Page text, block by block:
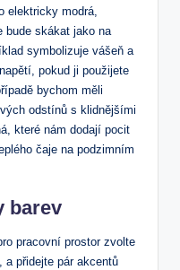
elektricky modrá,
bude skákat jako na
symbolizuje vášeň a
pokud ji použijete
bychom měli
odstínů s klidnějšími
které nám dodají pocit
čaje na podzimním
barev
pracovní prostor zvolte
a přidejte pár akcentů